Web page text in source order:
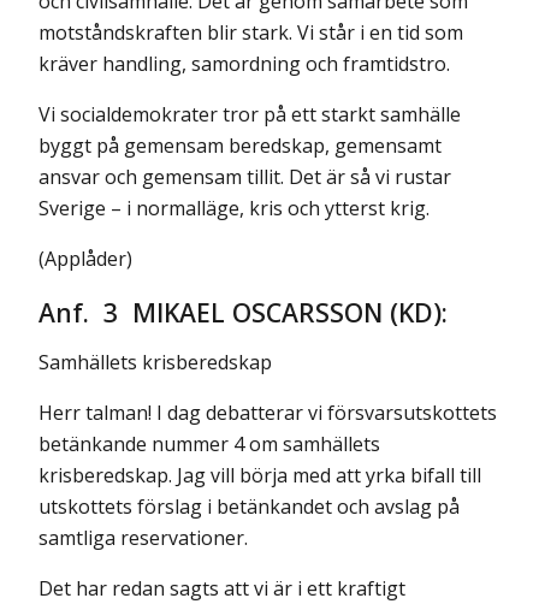
motståndskraften blir stark. Vi står i en tid som
kräver handling, samordning och framtidstro.
Vi socialdemokrater tror på ett starkt samhälle
byggt på gemensam beredskap, gemensamt
ansvar och gemensam tillit. Det är så vi rustar
Sverige – i normalläge, kris och ytterst krig.
(Applåder)
Anf. 3 MIKAEL OSCARSSON (KD):
Samhällets krisberedskap
Herr talman! I dag debatterar vi försvarsutskottets
betänkande nummer 4 om samhällets
krisberedskap. Jag vill börja med att yrka bifall till
utskottets förslag i betänkandet och avslag på
samtliga reservationer.
Det har redan sagts att vi är i ett kraftigt